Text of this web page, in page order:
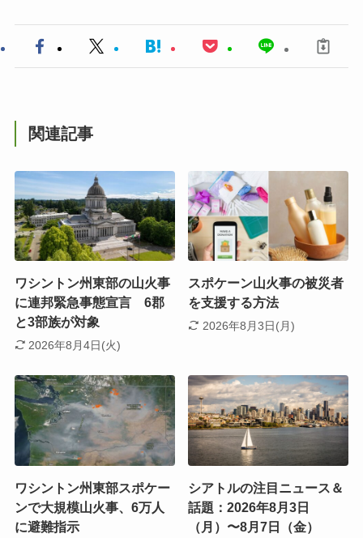
関連記事
ワシントン州東部の山火事
に連邦緊急事態宣言 6郡
と3部族が対象
2026年8月4日(火)
スポケーン山火事の被災者
を支援する方法
2026年8月3日(月)
ワシントン州東部スポケー
ンで大規模山火事、6万人
に避難指示
シアトルの注目ニュース＆
話題：2026年8月3日
（月）〜8月7日（金）